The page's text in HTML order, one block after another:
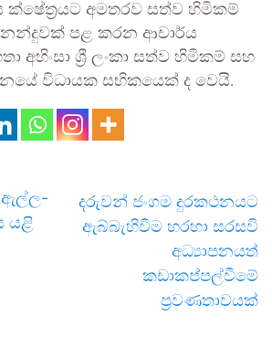
අමතරව සත්ව හිමිකම්
පළ කරන ආචාර්ය
අහිංසා ශ්‍රී ලංකා සත්ව හිමිකම් සහ
විධායක සභිකයෙක් ද වෙයි.
යළි
දරුවන් ජංගම දුරකථනයට
ඇබ්බැහිවීම හරහා සරසවි
අධ්‍යාපනයත්
කඩාකප්පල්වීමේ
ප්‍රවණතාවයක්